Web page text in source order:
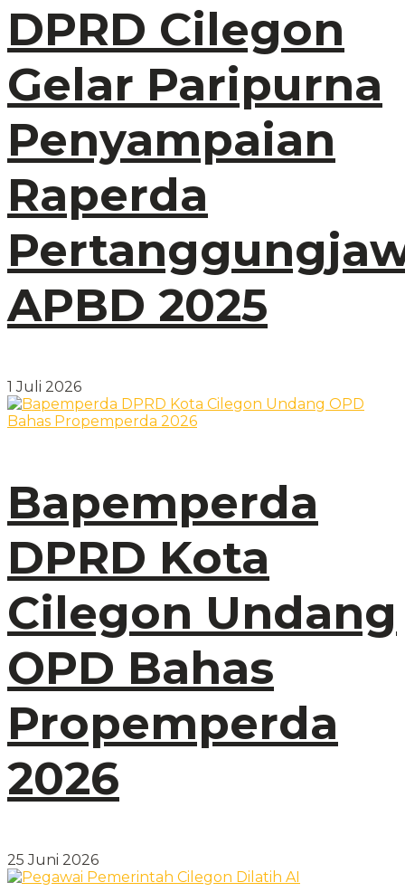
DPRD Cilegon
Gelar Paripurna
Penyampaian
Raperda
APBD 2025
1 Juli 2026
Bapemperda
DPRD Kota
Cilegon Undang
OPD Bahas
Propemperda
2026
25 Juni 2026